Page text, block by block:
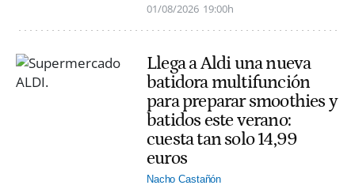
01/08/2026 19:00h
Llega a Aldi una nueva
batidora multifunción
para preparar smoothies y
batidos este verano:
cuesta tan solo 14,99
euros
Nacho Castañón